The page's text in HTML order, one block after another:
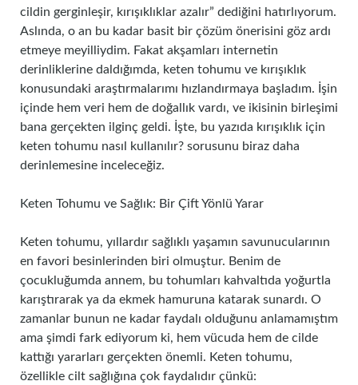
cildin gerginleşir, kırışıklıklar azalır” dediğini hatırlıyorum.
Aslında, o an bu kadar basit bir çözüm önerisini göz ardı
etmeye meyilliydim. Fakat akşamları internetin
derinliklerine daldığımda, keten tohumu ve kırışıklık
konusundaki araştırmalarımı hızlandırmaya başladım. İşin
içinde hem veri hem de doğallık vardı, ve ikisinin birleşimi
bana gerçekten ilginç geldi. İşte, bu yazıda kırışıklık için
keten tohumu nasıl kullanılır? sorusunu biraz daha
derinlemesine inceleceğiz.
Keten Tohumu ve Sağlık: Bir Çift Yönlü Yarar
Keten tohumu, yıllardır sağlıklı yaşamın savunucularının
en favori besinlerinden biri olmuştur. Benim de
çocukluğumda annem, bu tohumları kahvaltıda yoğurtla
karıştırarak ya da ekmek hamuruna katarak sunardı. O
zamanlar bunun ne kadar faydalı olduğunu anlamamıştım
ama şimdi fark ediyorum ki, hem vücuda hem de cilde
kattığı yararları gerçekten önemli. Keten tohumu,
özellikle cilt sağlığına çok faydalıdır çünkü: